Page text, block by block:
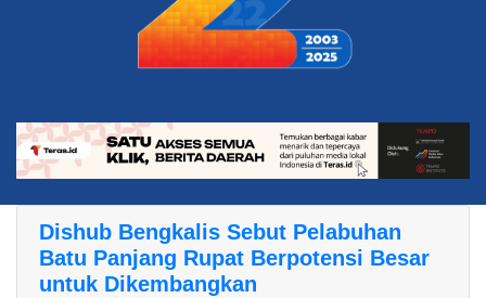
Dishub Bengkalis Sebut Pelabuhan
Batu Panjang Rupat Berpotensi Besar
untuk Dikembangkan